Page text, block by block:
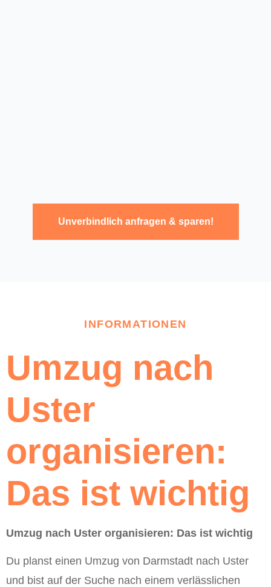
Unverbindlich anfragen & sparen!
INFORMATIONEN
Umzug nach
Uster
organisieren:
Das ist wichtig
Umzug nach Uster organisieren: Das ist wichtig
Du planst einen Umzug von Darmstadt nach Uster
und bist auf der Suche nach einem verlässlichen